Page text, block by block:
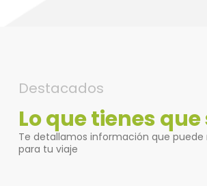
Destacados
Lo que tienes
Te detallamos información que puede
para tu viaje